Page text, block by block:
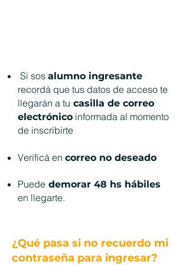
Si sos alumno ingresante
recordá que tus datos de acceso te
llegarán a tu casilla de correo
electrónico informada al momento
de inscribirte
Verificá en correo no deseado
Puede demorar 48 hs hábiles
en llegarte.
¿Qué pasa si no recuerdo mi
contraseña para ingresar?